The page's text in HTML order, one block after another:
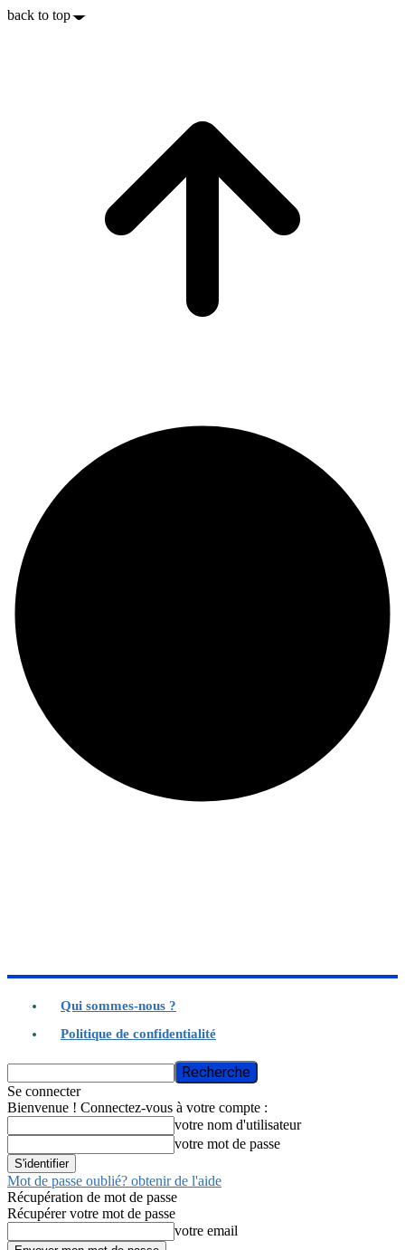
back to top
Qui sommes-nous ?
Politique de confidentialité
Se connecter
Bienvenue ! Connectez-vous à votre compte :
votre nom d'utilisateur
votre mot de passe
Mot de passe oublié? obtenir de l'aide
Récupération de mot de passe
Récupérer votre mot de passe
votre email